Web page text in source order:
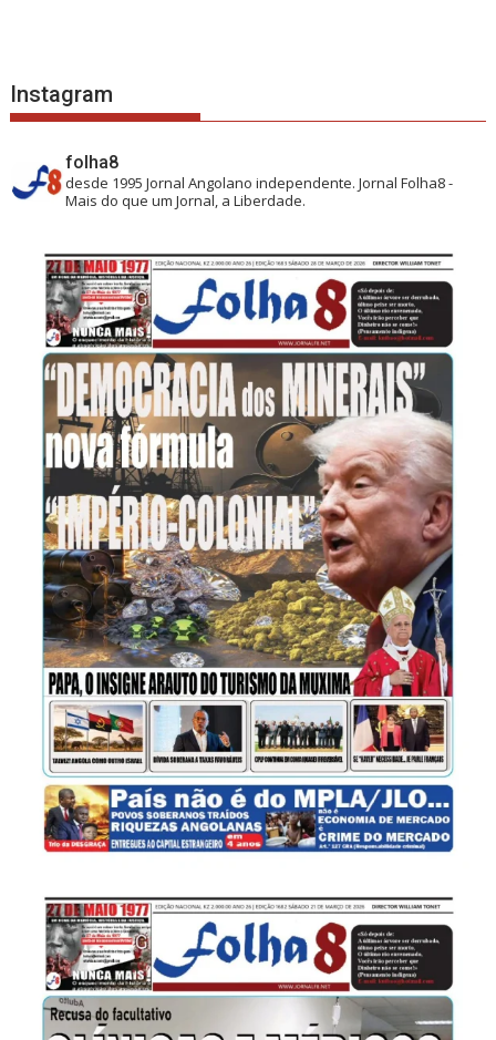
Instagram
folha8
desde 1995 Jornal Angolano independente.Jornal Folha8 -
Mais do que um Jornal, a Liberdade.